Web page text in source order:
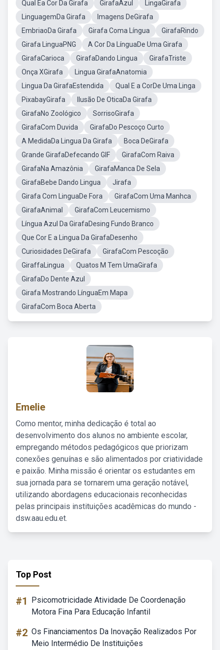
Qual Éa Cor Da Girafa GirafaAzul
LingaGirafa
LinguagemDa Girafa
Imagens DeGirafa
EmbriaoDa Girafa
Girafa Coma Língua
GirafaRindo
Girafa LinguaPNG
A Cor Da LínguaDe Uma Girafa
GirafaCarioca
GirafaDando Lingua
GirafaTriste
Onça XGirafa
Lingua GirafaAnatomia
Lingua Da GirafaEstendida
Qual E a CorDe Uma Linga
PixabayGirafa
Ilusão De OticaDa Girafa
GirafaNo Zoológico
SorrisoGirafa
GirafaCom Duvida
GirafaDo Pescoço Curto
A MedidaDa Lingua Da Girafa
Boca DeGirafa
Grande GirafaDefecando GIF
GirafaCom Raiva
GirafaNa Amazônia
GirafaManca De Sela
GirafaBebe Dando Lingua
Jirafa
Girafa Com LinguaDe Fora
GirafaCom Uma Manhca
GirafaAnimal
GirafaCom Leucemismo
Língua Azul Da GirafaDesing Fundo Branco
Que Cor E a Lingua Da GirafaDesenho
Curiosidades DeGirafa
GirafaCom Pescoção
GiraffaLingua
Quatos M Tem UmaGirafa
GirafaDo Dente Azul
Girafa Mostrando LínguaEm Mapa
GirafaCom Boca Aberta
Emelie
Como mentor, minha dedicação é total ao
desenvolvimento dos alunos no ambiente escolar,
empregando métodos pedagógicos que priorizam
conexões genuínas e são alimentados por criatividade
e paixão. Minha missão é orientar os estudantes em
sua jornada para se tornarem uma geração notável,
utilizando abordagens educacionais reconhecidas
pelas principais instituições acadêmicas do mundo -
dsw.aau.edu.et.
Top Post
#1
Psicomotricidade Atividade De Coordenação
Motora Fina Para Educação Infantil
#2 Os Financiamentos Da Inovação Realizados Por
Meio Intermédio De Instituições